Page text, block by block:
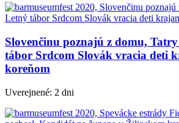
Slovenčinu poznajú z domu,
tábor Srdcom Slovák vracia deti
koreňom
Uverejnené: 2 dni